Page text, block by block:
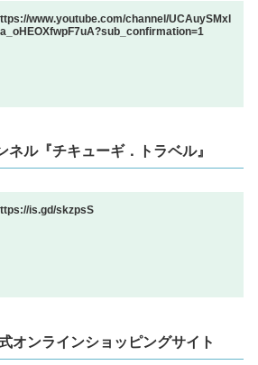
www.youtube.com/channel/UCAuySMxl
ネル『チキューギ．トラベル』
is.gd/skzpsS
オンラインショッピングサイト